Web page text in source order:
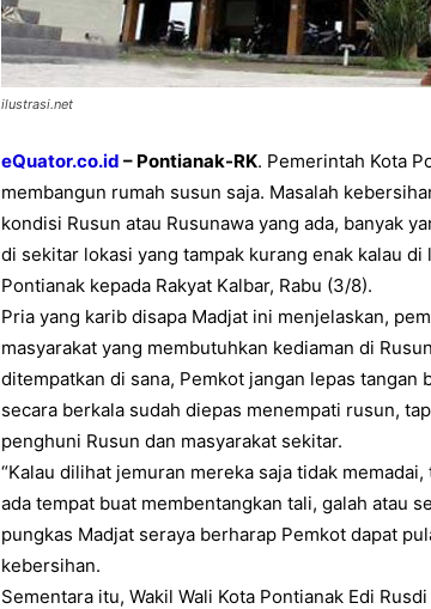
ilustrasi.net
eQuator.co.id – Pontianak-RK. Pemerintah Kota
membangun rumah susun saja. Masalah
kondisi Rusun atau Rusunawa yang ada, banyak
di sekitar lokasi yang tampak kurang enak kalau di
Pontianak kepada Rakyat Kalbar, Rabu (3/8).
Pria yang karib disapa Madjat ini menjelaskan,
masyarakat yang membutuhkan kediaman di
ditempatkan di sana, Pemkot jangan lepas
secara berkala sudah diepas menempati rusun,
penghuni Rusun dan masyarakat sekitar.
“Kalau dilihat jemuran mereka saja tidak
ada tempat buat membentangkan tali, galah atau
pungkas Madjat seraya berharap Pemkot dapat
kebersihan.
Sementara itu, Wakil Wali Kota Pontianak Edi